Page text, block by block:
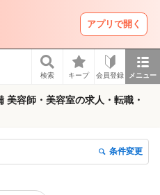
アプリで開く
検索 キープ 会員登録 メニュー
美容師・美容室の求人・転職・
条件変更